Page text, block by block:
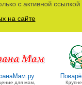
с активной ссылкой
на сайте
для мам,